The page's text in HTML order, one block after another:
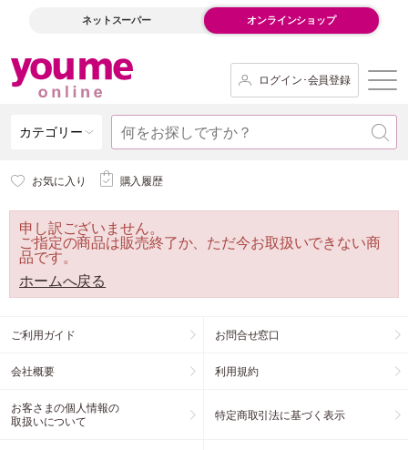
ネットスーパー オンラインショップ
ログイン･会員登録
カテゴリー
お気に入り 購入履歴
申し訳ございません。
ご指定の商品は販売終了か、ただ今お取扱いできない商
品です。
ホームへ戻る
ご利用ガイド お問合せ窓口
会社概要 利用規約
お客さまの個人情報の
取扱いについて
特定商取引法に基づく表示